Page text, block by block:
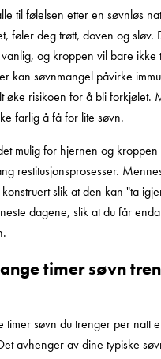
til følelsen etter en søvnløs
føler deg trøtt, doven og sløv.
og kroppen vil bare ikke
kan søvnmangel påvirke
øke risikoen for å bli forkjølet.
farlig å få for lite søvn.
mulig for hjernen og
restitusjonsprosesser.
slik at den kan "ta
dagene, slik at du får
timer søvn
timer søvn du trenger per natt
avhenger av dine typiske